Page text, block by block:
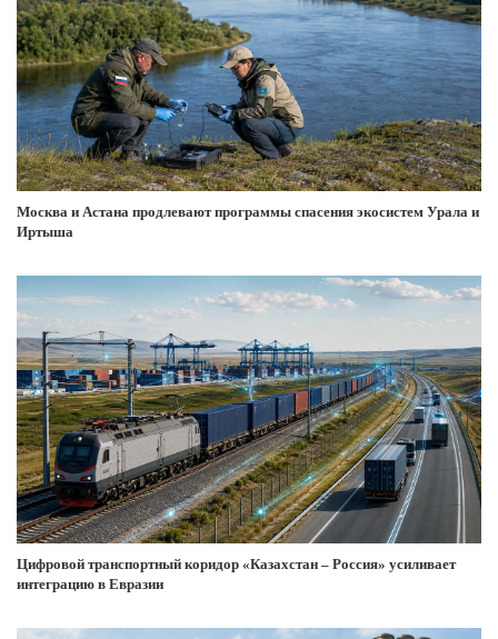
Москва и Астана продлевают программы спасения экосистем Урала и
Иртыша
Цифровой транспортный коридор «Казахстан – Россия» усиливает
интеграцию в Евразии